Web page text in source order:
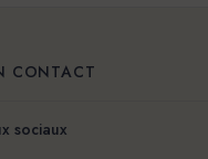
CONTACT
sociaux